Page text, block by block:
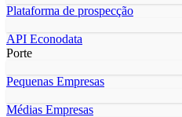
Plataforma de prospecção
API Econodata
Porte
Pequenas Empresas
Médias Empresas